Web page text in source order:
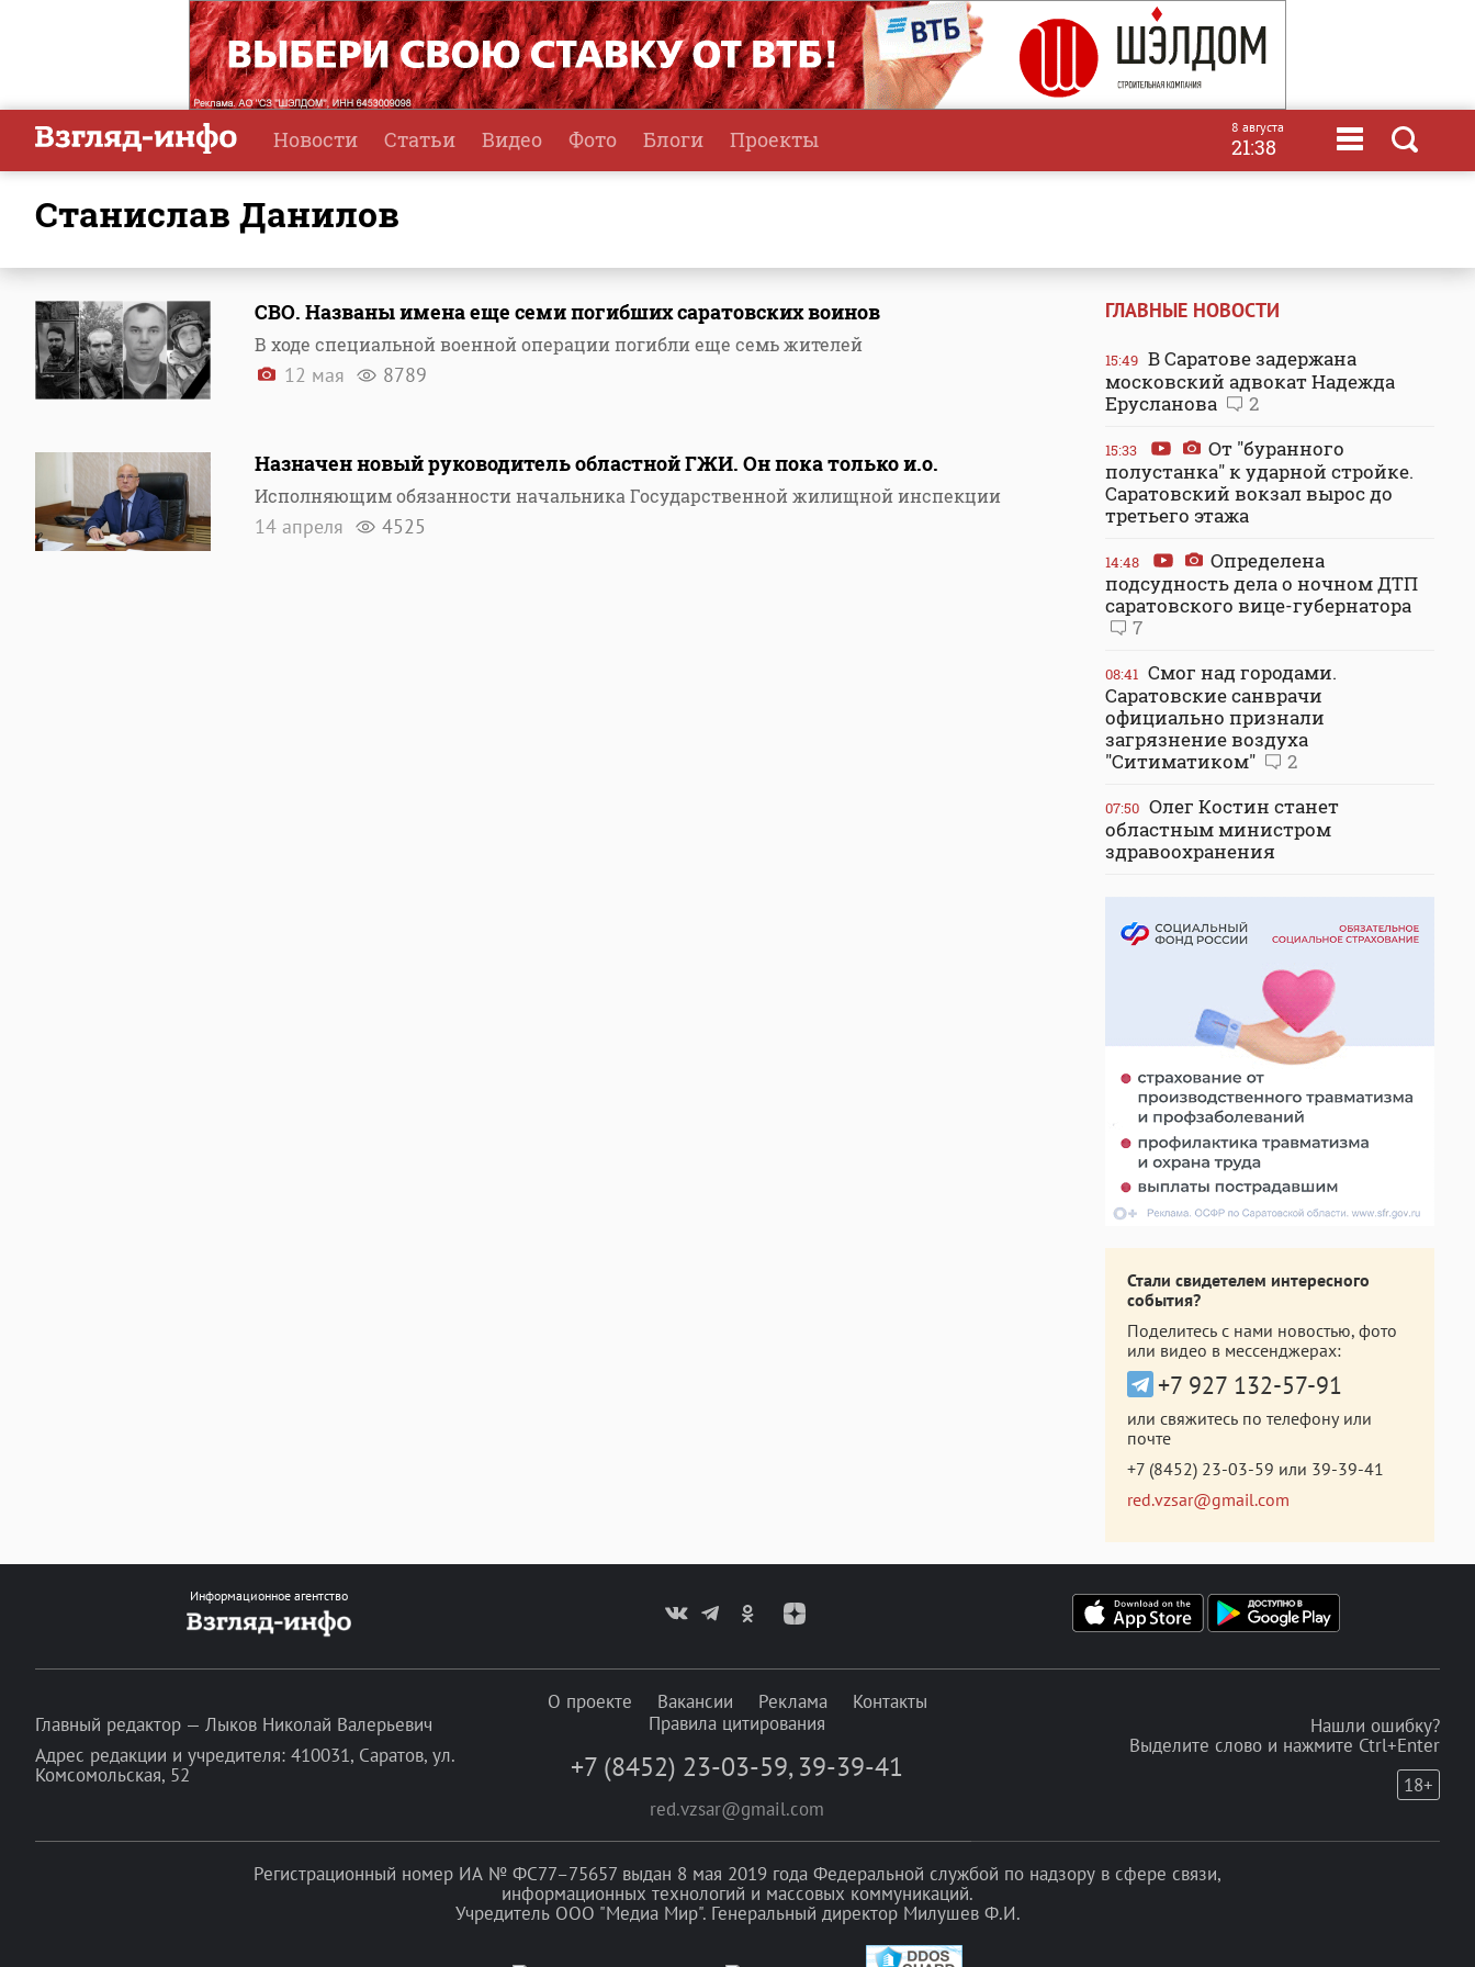
Новости Статьи Видео Фото Блоги Проекты 8 августа
21:38
Станислав Данилов
СВО. Названы имена еще семи погибших саратовских воинов
В ходе специальной военной операции погибли еще семь жителей
12 мая 8789
Назначен новый руководитель областной ГЖИ. Он пока только и.о.
Исполняющим обязанности начальника Государственной жилищной инспекции
14 апреля 4525
ГЛАВНЫЕ НОВОСТИ
15:49 В Саратове задержана
московский адвокат Надежда
Ерусланова
2
15:33
От "буранного
полустанка" к ударной стройке.
Саратовский вокзал вырос до
третьего этажа
14:48
Определена
подсудность дела о ночном ДТП
саратовского вице-губернатора
7
08:41 Смог над городами.
Саратовские санврачи
официально признали
загрязнение воздуха
"Ситиматиком"
2
07:50 Олег Костин станет
областным министром
здравоохранения
Стали свидетелем интересного
события?
Поделитесь с нами новостью, фото
или видео в мессенджерах:
+7 927 132-57-91
или свяжитесь по телефону или
почте
+7 (8452) 23-03-59 или 39-39-41
red.vzsar@gmail.com
Информационное агентство
Главный редактор — Лыков Николай Валерьевич
Адрес редакции и учредителя: 410031, Саратов, ул.
Комсомольская, 52
О проекте Вакансии Реклама
Контакты
Правила цитирования
+7 (8452) 23-03-59, 39-39-41
red.vzsar@gmail.com
Нашли ошибку?
Выделите слово и нажмите Ctrl+Enter
18+
Регистрационный номер ИА № ФС77–75657 выдан 8 мая 2019 года Федеральной службой по надзору в сфере связи,
информационных технологий и массовых коммуникаций.
Учредитель ООО "Медиа Мир". Генеральный директор Милушев Ф.И.